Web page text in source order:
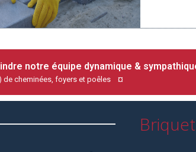
notre équipe dynamique &
cheminées, foyers et poêles ¤